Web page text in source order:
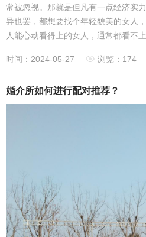
常被忽视。那就是但凡有一点经济实
异也罢，都想要找个年轻貌美的女人
人能心动看得上的女人，通常都看不
时间：2024-05-27 浏览：174
婚介所如何进行配对推荐？